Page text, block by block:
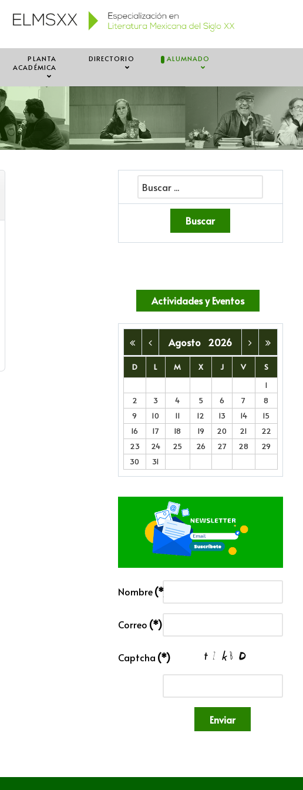
PLANTA
ACADÉMICA
DIRECTORIO ALUMNADO
Actividades y Eventos
Agosto 2026
D L M X J V
S
1
2
3 4 5 6 7
8
9
10 11 12 13 14
15
16
17 18 19 20 21
22
23
24 25 26 27 28
29
30
31
Nombre (*)
Correo (*)
Captcha (*)
Enviar